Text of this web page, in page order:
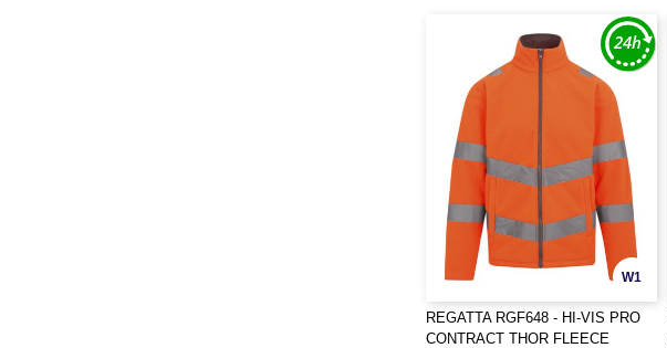
W1
REGATTA RGF648 - HI-VIS PRO
CONTRACT THOR FLEECE